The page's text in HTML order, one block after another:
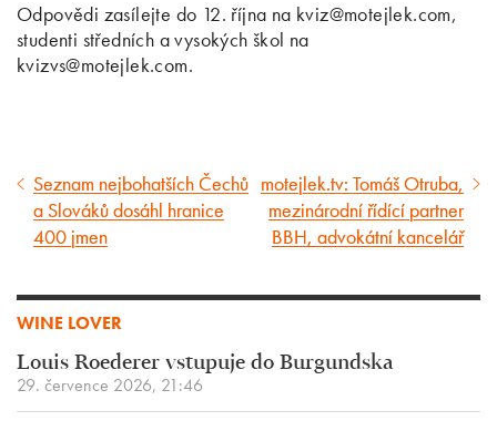
Odpovědi zasílejte do 12. října na kviz@motejlek.com,
studenti středních a vysokých škol na
kvizvs@motejlek.com.
Předcházející
článek
Seznam nejbohatších Čechů
a Slováků dosáhl hranice
400 jmen
Následující
článek
motejlek.tv: Tomáš Otruba,
mezinárodní řídící partner
BBH, advokátní kancelář
WINE LOVER
Louis Roederer vstupuje do Burgundska
29. července 2026, 21:46